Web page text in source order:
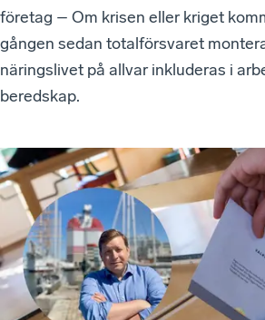
företag – Om krisen eller kriget
gången sedan totalförsvaret
näringslivet på allvar inkluderas i
beredskap.